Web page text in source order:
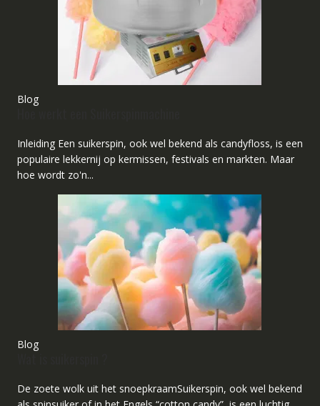
Blog
Inleiding Een suikerspin, ook wel bekend als candyfloss, is een
populaire lekkernij op kermissen, festivals en markten. Maar
hoe wordt zo'n...
Blog
De zoete wolk uit het snoepkraamSuikerspin, ook wel bekend